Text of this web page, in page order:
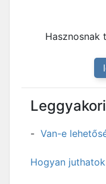
Hasznosnak
Van-e
Hogyan